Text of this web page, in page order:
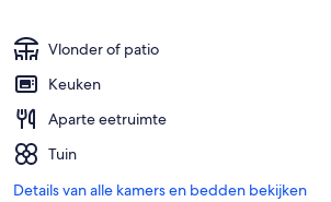
Vlonder of patio
Keuken
Aparte eetruimte
Tuin
Details van alle kamers en bedden bekijken